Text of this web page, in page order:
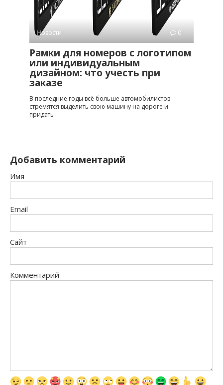
Новости 0
Рамки для номеров с логотипом
или индивидуальным
дизайном: что учесть при
заказе
В последние годы всё больше автомобилистов
стремятся выделить свою машину на дороге и
придать
Добавить комментарий
Имя
Email
Сайт
Комментарий